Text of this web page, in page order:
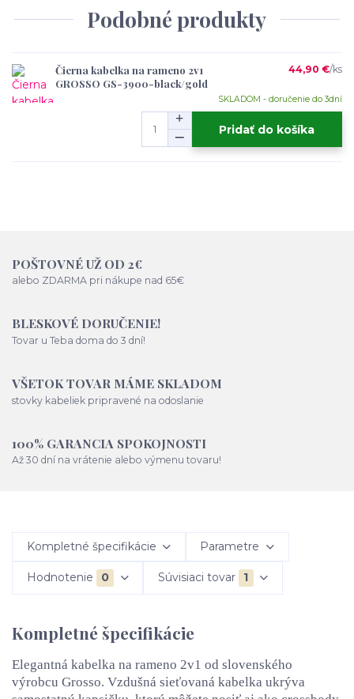
Podobné produkty
Čierna kabelka na rameno 2v1
GROSSO GS-3900-black/gold
44,90 €/ks
SKLADOM - doručenie do 3dní
Pridať do košíka
POŠTOVNÉ UŽ OD 2€
alebo ZDARMA pri nákupe nad 65€
BLESKOVÉ DORUČENIE!
Tovar u Teba doma do 3 dní!
VŠETOK TOVAR MÁME SKLADOM
stovky kabeliek pripravené na odoslanie
100% GARANCIA SPOKOJNOSTI
Až 30 dní na vrátenie alebo výmenu tovaru!
Kompletné špecifikácie Parametre
Hodnotenie 0 Súvisiaci tovar 1
Kompletné špecifikácie
Elegantná kabelka na rameno 2v1 od slovenského
výrobcu Grosso. Vzdušná sieťovaná kabelka ukrýva